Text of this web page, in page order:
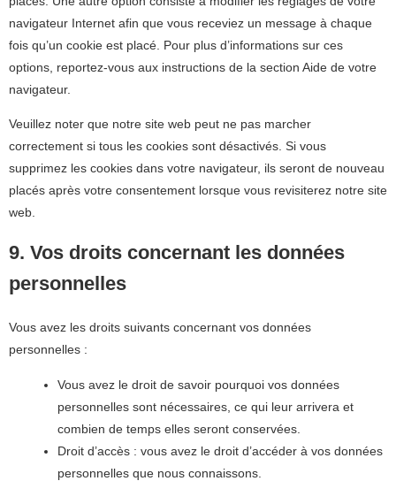
navigateur Internet afin que vous receviez un message à chaque
fois qu’un cookie est placé. Pour plus d’informations sur ces
options, reportez-vous aux instructions de la section Aide de votre
navigateur.
Veuillez noter que notre site web peut ne pas marcher
correctement si tous les cookies sont désactivés. Si vous
supprimez les cookies dans votre navigateur, ils seront de nouveau
placés après votre consentement lorsque vous revisiterez notre site
web.
9. Vos droits concernant les données
personnelles
Vous avez les droits suivants concernant vos données
personnelles :
Vous avez le droit de savoir pourquoi vos données
personnelles sont nécessaires, ce qui leur arrivera et
combien de temps elles seront conservées.
Droit d’accès : vous avez le droit d’accéder à vos données
personnelles que nous connaissons.